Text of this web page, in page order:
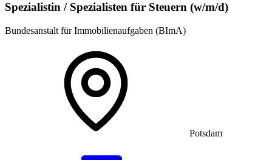
Spezialistin / Spezialisten für Steuern (w/m/d)
Bundesanstalt für Immobilienaufgaben (BImA)
Potsdam